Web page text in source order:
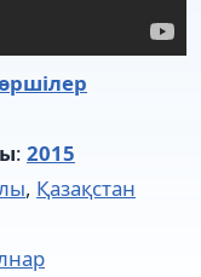
: 2015
, Қазақстан